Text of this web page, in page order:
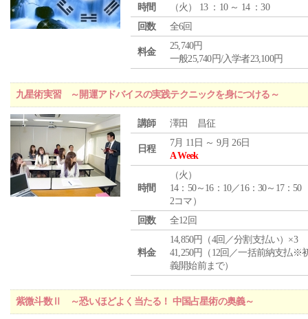
時間
（火 ） 13 ：10 ～ 14 ：30
回数
全6回
料金
25,740円
一般25,740円/入学者23,100円
九星術実習 ～開運アドバイスの実践テクニックを身につける～
講師 澤田 昌征
日程
7月 11日 ～ 9月 26日
A Week
時間
（火 ）
14：50～16：10／16：30～17：50
2コマ）
回数
全12回
料金
14,850円（4回／分割支払い）×3
41,250円（12回／一括前納支払※
義開始前まで）
紫微斗数Ⅱ ～恐いほどよく当たる！ 中国占星術の奥義～